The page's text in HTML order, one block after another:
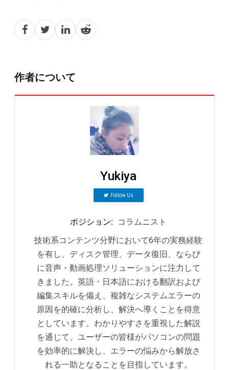
作者について
Yukiya
Follow Us
ポジション:
コラムニスト
技術系コンテンツ分野において6年の実務経験
を有し、ディスク管理、データ復旧、ならび
に音声・動画処理ソリューションに注力して
きました。英語・日本語における翻訳および
編集スキルを備え、複雑なシステムエラーの
原因を的確に分析し、解決へ導くことを得意
としています。わかりやすさを重視した解説
を通じて、ユーザーの皆様がパソコンの問題
を効率的に解決し、エラーの悩みから解放さ
れる一助となることを目指しています。